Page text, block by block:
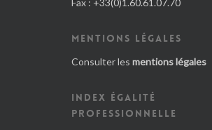
Fax : +33(0)1.60.61.07.70
MENTIONS LÉGALES
Consulter les mentions légales
INDEX ÉGALITÉ
PROFESSIONNELLE